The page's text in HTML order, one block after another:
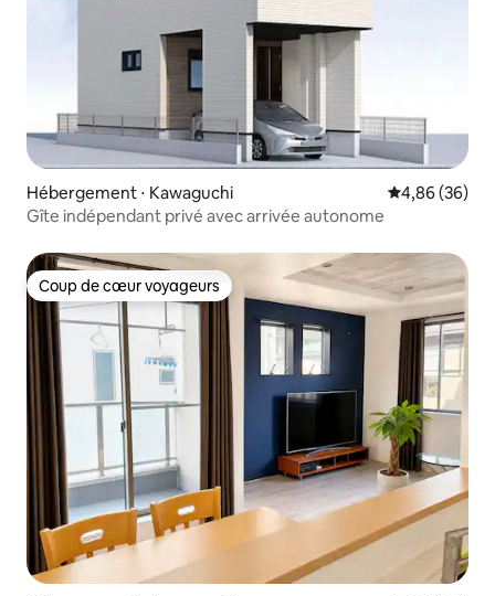
Hébergement ⋅ Kawaguchi Évaluation
4,86 (36)
Gîte indépendant privé avec arrivée autonome
Coup de cœur voyageurs
Coup de cœur voyageurs